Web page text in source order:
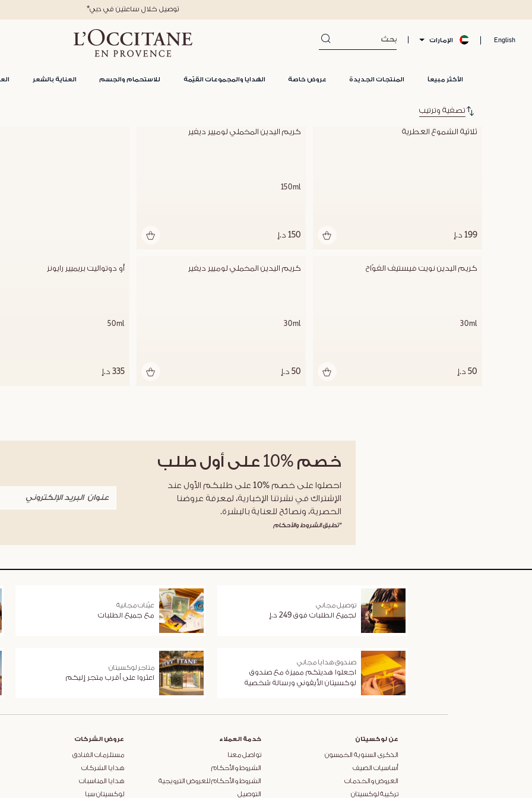
English الإمارات
الأكثر مبيعاً المنتجات الجديدة عروض خاصة الهدايا والمجموعات القيّمة للاستحمام والجسم العناية بالشعر
*توصيل خلال ساعتين في دبي
تصفية وترتيب
ثلاثية الشموع العطرية
199 د.إ
كريم اليدين المخملي لوميير ديفير
150ml
150 د.إ
كريم اليدين نويت فيستيف الفوّاح
30ml
50 د.إ
كريم اليدين المخملي لوميير ديفير
30ml
50 د.إ
أو دوتواليت بريميير رايونز
50ml
335 د.إ
خصم %10 على أول طلب
احصلوا على خصم %10 على طلبكم الأول عند
الإشتراك في نشرتنا الإخبارية، لمعرفة عروضنا
الحصرية، ونصائح للعناية بالبشرة.
*تطبق الشروط والأحكام
توصيل مجاني
لجميع الطلبات فوق 249 د.إ
عيّنات مجانية
مع جميع الطلبات
صندوق هدايا مجاني
اجعلوا هديتكم مميزة مع صندوق
لوكسيتان الأيقوني ورسالة شخصية
متاجر لوكسيتان
اعثروا على أقرب متجر إليكم
عن لوكسيتان
الذكرى السنوية الخمسون
أساسيات الصيف
العروض والخدمات
تركيبة لوكسيتان
خدمة العملاء
تواصل معنا
الشروط والأحكام
الشروط والأحكام للعروض الترويجية
التوصيل
عروض الشركات
مستلزمات الفنادق
هدايا الشركات
هدايا المناسبات
لوكسيتان سبا